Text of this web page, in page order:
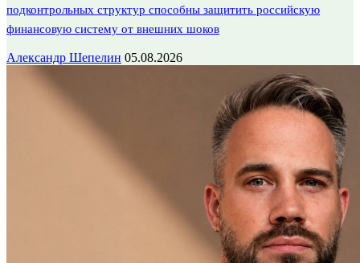
подконтрольных структур способны защитить российскую
финансовую систему от внешних шоков
Александр Шепелин 05.08.2026